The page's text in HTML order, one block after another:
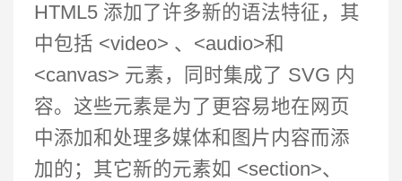
HTML5 添加了许多新的语法特征，其
中包括 <video> 、<audio>和
<canvas> 元素，同时集成了 SVG 内
容。这些元素是为了更容易地在网页
中添加和处理多媒体和图片内容而添
加的；其它新的元素如 <section>、